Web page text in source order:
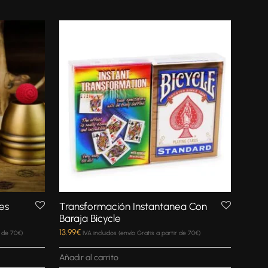
de 70€)
Transformación Instantanea Con
Baraja Bicycle
13.99€ IVA incluidos (envío Gratis a partir de 70€)
Añadir al carrito